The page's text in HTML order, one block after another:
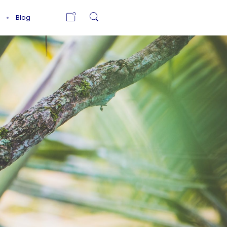
À LA RENCONTRE
DE VIRGINIE
PEYROT, COACH
ET
ÉNERGÉTICIENNE
Blog